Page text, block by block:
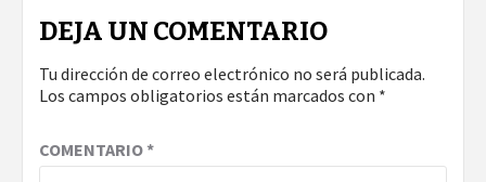
DEJA UN COMENTARIO
Tu dirección de correo electrónico no será publicada.
Los campos obligatorios están marcados con *
COMENTARIO*